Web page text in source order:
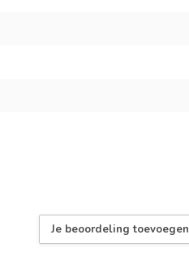
Je beoordeling toevoegen